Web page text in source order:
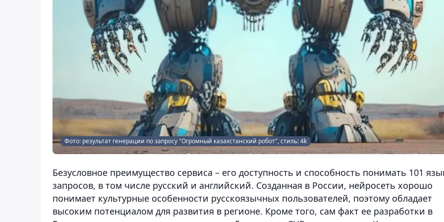
Фото: результат генерации по запросу "Огромный казахстанский робот", стиль: 4k
Безусловное преимущество сервиса – его доступность и способность понимать 101
запросов, в том числе русский и английский. Созданная в России, нейросеть хорошо
понимает культурные особенности русскоязычных пользователей, поэтому обладает
высоким потенциалом для развития в регионе. Кроме того, сам факт ее разработки в